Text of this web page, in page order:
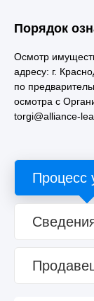
Порядок
Осмотр
адресу: г.
по
осмотра с
torgi@alliance-
Процесс